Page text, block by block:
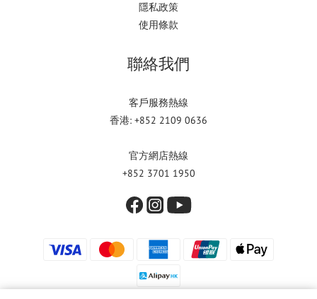
隱私政策
使用條款
聯絡我們
客戶服務熱線
香港: +852 2109 0636
官方網店熱線
+852 3701 1950